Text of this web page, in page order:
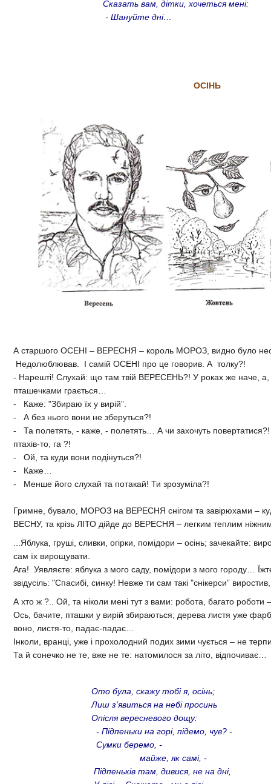
Сказать вам, дітки, хочеться мені:
- Шануйте дні…
ОСІНЬ
А старшого ОСЕНІ – ВЕРЕСНЯ – король МОРОЗ, видно було
Недолюблював. І самій ОСЕНІ про це говорив. А толку?!
- Нарешті! Слухай: що там твій ВЕРЕСЕНЬ?! У роках же наче, а,
пташечками грається…
- Каже: "Збираю їх у вирій”.
- А без нього вони не зберуться?!
- Та полетять, - каже, - полетять… А чи захочуть
птахів-то, га ?!
- Ой, та куди вони подінуться?!
- Каже…
- Менше його слухай та потакай! Ти зрозуміла?!
Гримне, бувало, МОРОЗ на ВЕРЕСНЯ снігом та завірюхами –
ВЕСНУ, та крізь ЛІТО дійде до ВЕРЕСНЯ – легким теплим
...Яблука, груші, сливки, огірки, помідори – осінь; зачекайте:
сам їх вирощувати.
Ага! Уявляєте: яблука з мого саду, помідори з мого городу…
звідусіль: "Спасибі, синку! Невже ти сам такі "снікерси”
А хто ж ?.. Ой, та ніколи мені тут з вами: робота, багато роботи
Ось, бачите, пташки у вирій збираються; дерева листя уже
воно, листя-то, падає-падає…
Інколи, вранці, уже і прохолодний подих зими чується – не
Та й сонечко не те, вже не те: натомилося за літо,
Ото була, скажу тобі я, осінь;
Лиш з’явиться на небі просинь
Опісля вересневого дощу:
- Підпеньки на горі, підемо, чув? -
Сумки беремо, -
майже, як самі, -
Підпеньків там, дивися, не на дні,